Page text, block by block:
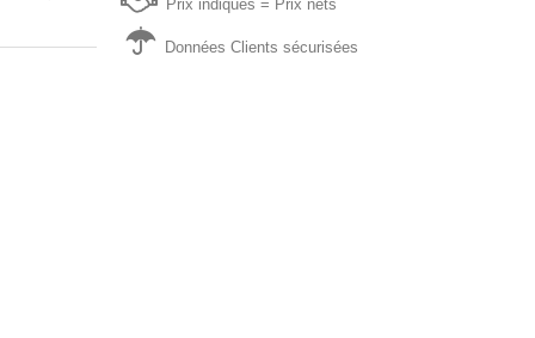
Prix indiqués = Prix nets
Données Clients sécurisées